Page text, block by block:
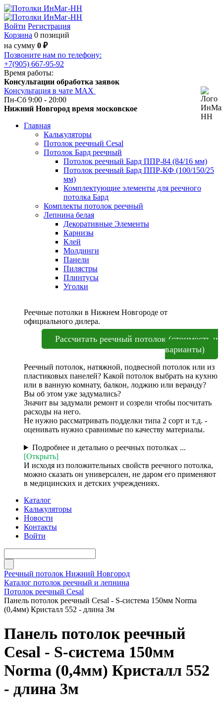
Войти Регистрация
Корзина 0 позиций
на сумму 0 ₽
Позвоните нам по телефону:
+7(905) 667-95-92
Время работы:
Консультации обработка заявок
Консультация в чате МАХ
Пн-Сб 9:00 - 20:00
Нижний Новгород время московское
Главная
Калькуляторы
Потолок реечный Cesal
Потолок Бард реечный
Потолок реечный Бард ППР-84 (84/16 мм)
Потолок реечный Бард ППР-КФ (100/150/25
мм)
Комплектующие элементы для реечного
потолка Бард
Комплекты потолок реечный
Лепнина белая
Декоративные Элементы
Карнизы
Клей
Молдинги
Панели
Пилястры
Плинтусы
Уголки
Реечные потолки в Нижнем Новгороде от
официального дилера.
Рассчитать реечный потолок (стоимость и
варианты)
Реечный потолок, натяжной, подвесной потолок или из
пластиковых панелей? Какой потолок выбрать на кухню
или в ванную комнату, балкон, лоджию или веранду?
Вы об этом уже задумались?
Значит вы задумали ремонт и созрели чтобы посчитать
расходы на него.
Не нужно рассматривать подделки типа 2 сорт и т.д. -
оценивать нужно сравнимые по качеству материалы.
Подробнее и детально о реечных потолках ...
[Открыть]
И исходя из положительных свойств реечного потолка,
можно сказать он универсален, не даром его применяют
в медицинских и детских учреждениях.
Каталог
Калькуляторы
Новости
Контакты
Войти
Реечный потолок Нижний Новгород
Каталог потолок реечный и лепнина
Потолок реечный Cesal
Панель потолок реечный Cesal - S-система 150мм Norma
(0,4мм) Кристалл 552 - длина 3м
Панель потолок реечный
Cesal - S-система 150мм
Norma (0,4мм) Кристалл 552
- длина 3м